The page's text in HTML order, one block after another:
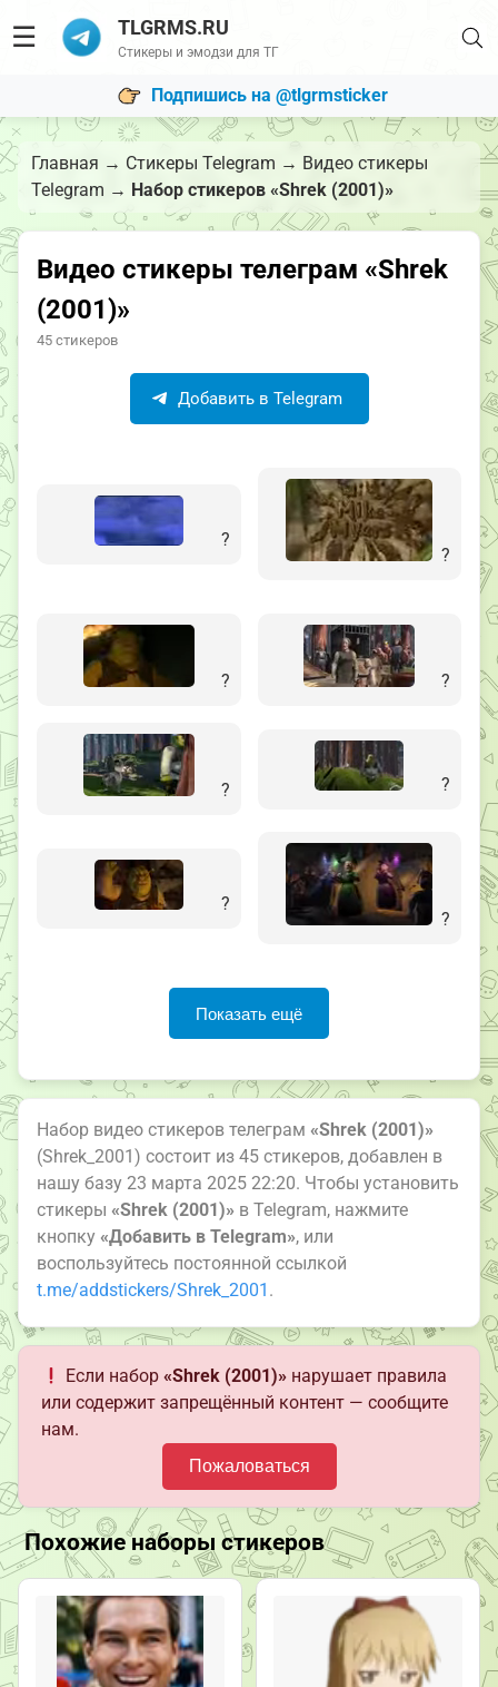
☰ TLGRMS.RU
Стикеры и эмодзи для ТГ
Подпишись на @tlgrmsticker
Главная → Стикеры Telegram → Видео стикеры
Telegram → Набор стикеров «Shrek (2001)»
Видео стикеры телеграм «Shrek
(2001)»
45 стикеров
Добавить в Telegram
?
?
? ?
? ?
?
?
Показать ещё
Набор видео стикеров телеграм «Shrek (2001)»
(Shrek_2001) состоит из 45 стикеров, добавлен в
нашу базу 23 марта 2025 22:20. Чтобы установить
стикеры «Shrek (2001)» в Telegram, нажмите
кнопку «Добавить в Telegram», или
воспользуйтесь постоянной ссылкой
t.me/addstickers/Shrek_2001 .
Если набор«Shrek (2001)» нарушает правила
или содержит запрещённый контент — сообщите
нам.
Пожаловаться
Похожие наборы стикеров